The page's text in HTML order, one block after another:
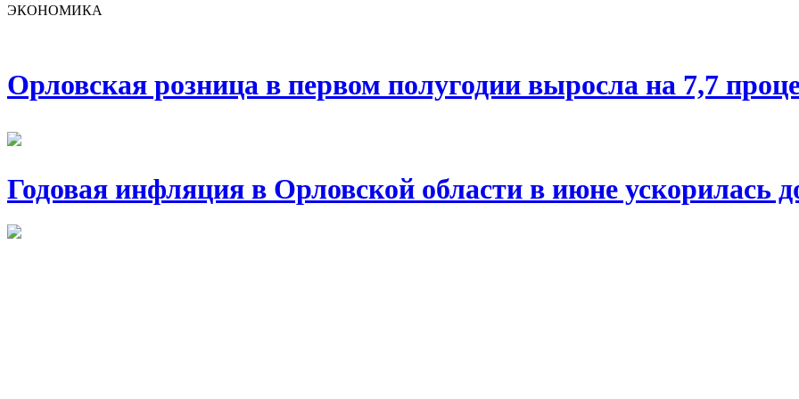
ЭКОНОМИКА
Орловская розница в первом полугодии выросла на 7,7
Годовая инфляция в Орловской области в июне ускорилась